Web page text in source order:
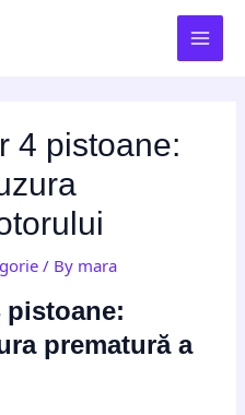
4 pistoane:
/ By mara
pistoane:
prematură a